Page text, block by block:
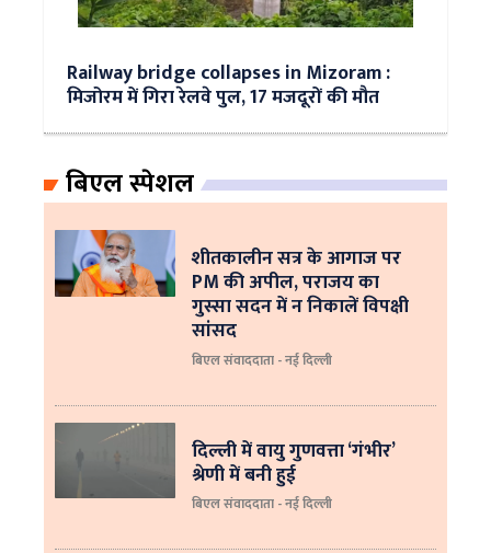
Railway bridge collapses in Mizoram :
मिजोरम में गिरा रेलवे पुल, 17 मजदूरों की मौत
बिएल स्पेशल
शीतकालीन सत्र के आगाज पर
PM की अपील, पराजय का
गुस्सा सदन में न निकालें विपक्षी
सांसद
बिएल संवाददाता - नई दिल्ली
दिल्ली में वायु गुणवत्ता ‘गंभीर’
श्रेणी में बनी हुई
बिएल संवाददाता - नई दिल्ली